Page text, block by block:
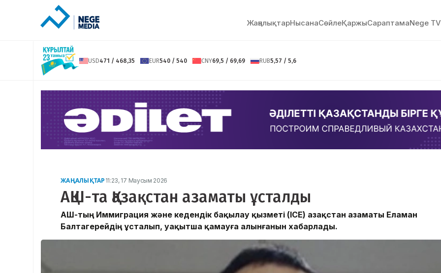
ЖаңалықтарНысанаСөйлeҚаржыСараптамаNege TV
USD471 / 468,35 EUR540 / 540 CNY69,5 / 69,69 RUB5,57 / 5,6
ЖАҢАЛЫҚТАР 11:23, 17 Маусым 2026
АҚШ-та Қазақстан азаматы ұсталды
АҚШ-тың Иммиграция және кедендік бақылау қызметі (ICE) Қазақстан азаматы Еламан
Балтагерейдің ұсталып, уақытша қамауға алынғанын хабарлады.